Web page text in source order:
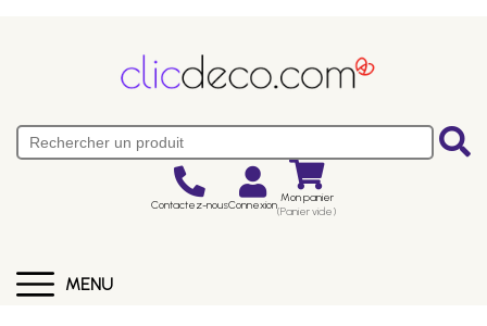
Contactez-nousConnexion Mon panier
(Panier vide)
MENU